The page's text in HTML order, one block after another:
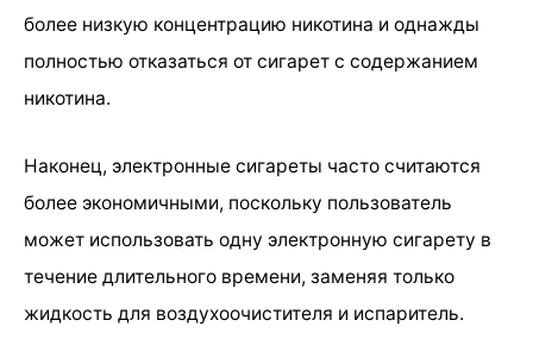
более низкую концентрацию никотина и однажды
полностью отказаться от сигарет с содержанием
никотина.
Наконец, электронные сигареты часто считаются
более экономичными, поскольку пользователь
может использовать одну электронную сигарету в
течение длительного времени, заменяя только
жидкость для воздухоочистителя и испаритель.